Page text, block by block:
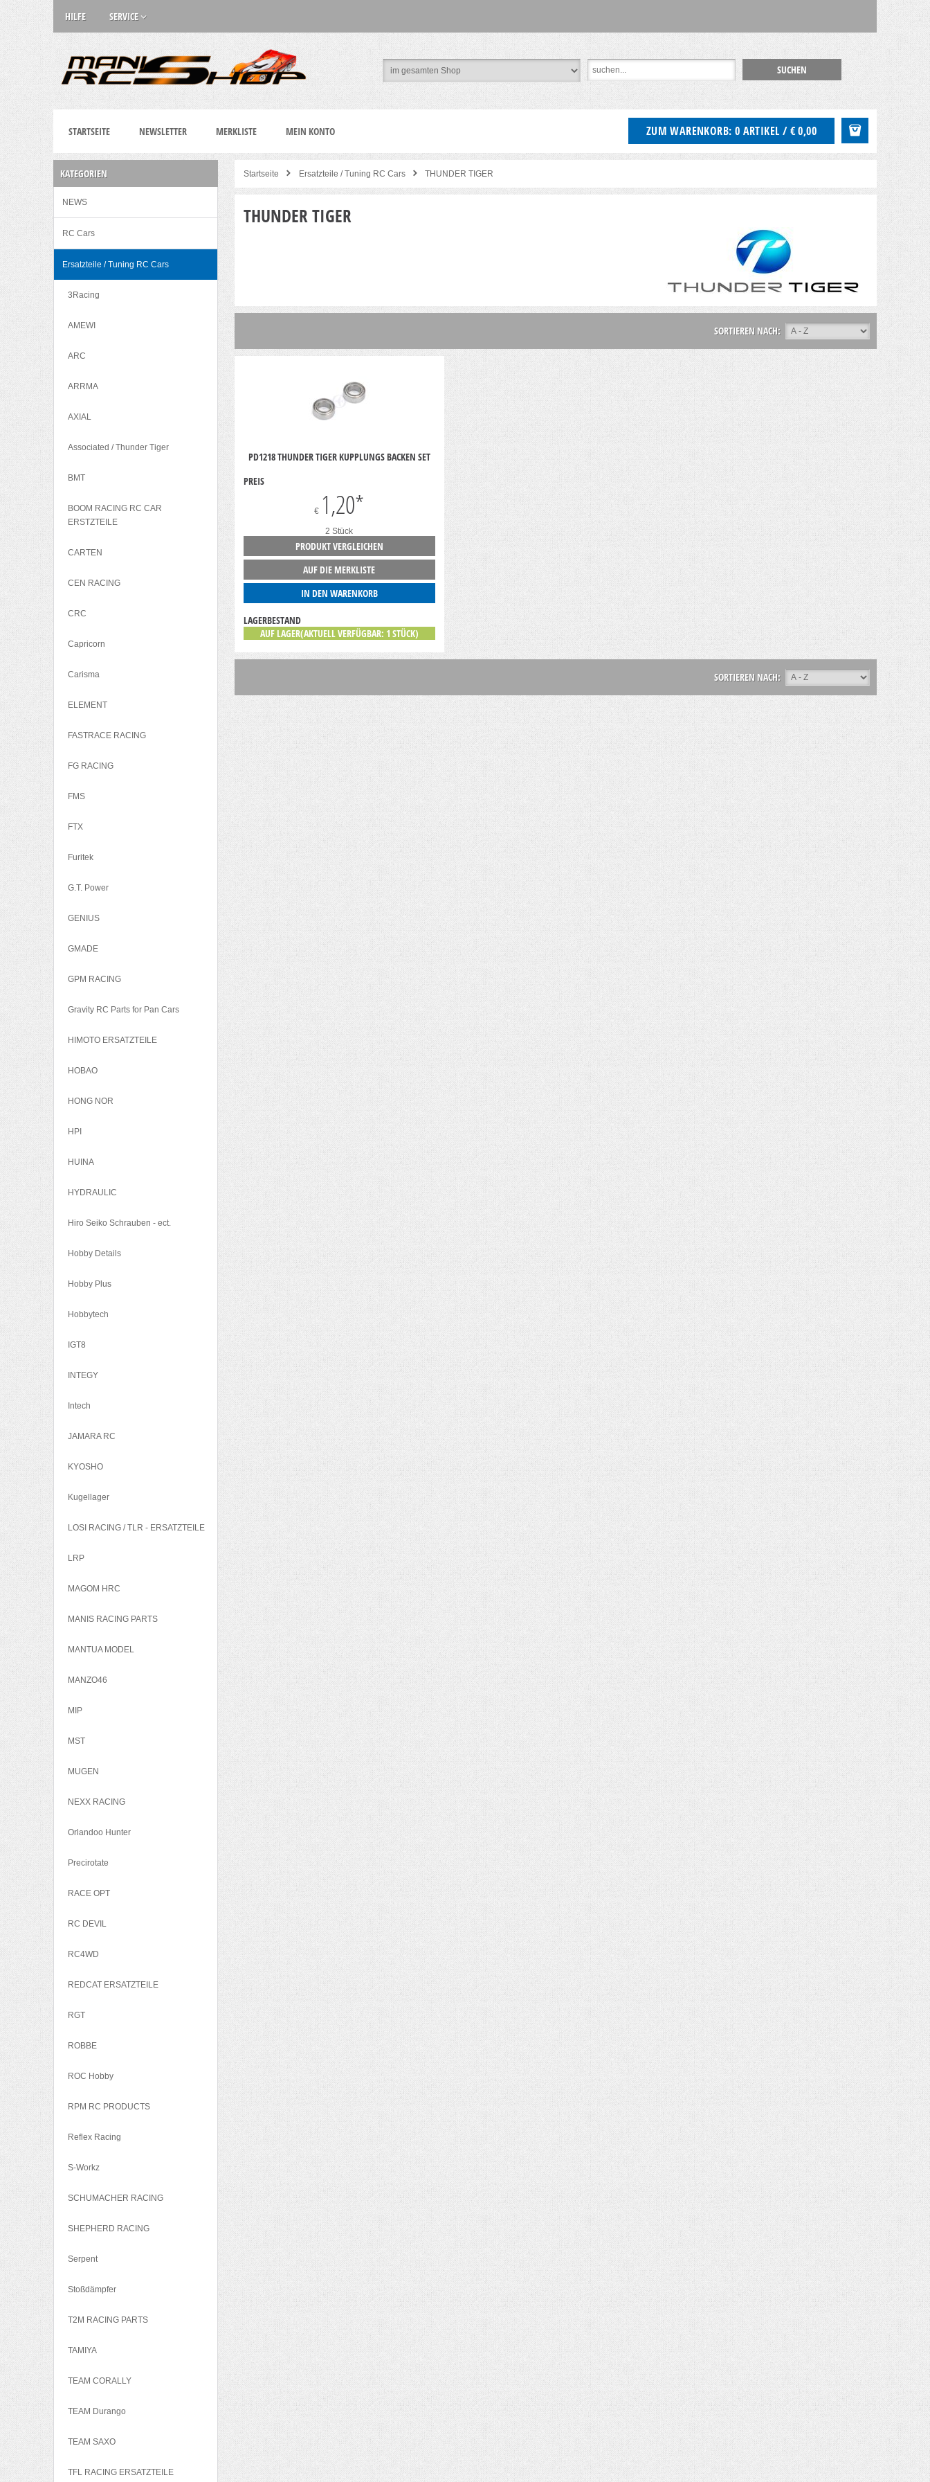
HILFE SERVICE
STARTSEITE NEWSLETTER MERKLISTE MEIN KONTO ZUM WARENKORB: 0 ARTIKEL / € 0,00
Startseite Ersatzteile / Tuning RC Cars THUNDER TIGER
THUNDER TIGER
SORTIEREN NACH:
PD1218 THUNDER TIGER KUPPLUNGS BACKEN SET
PREIS
€ 1,20*
2 Stück
PRODUKT VERGLEICHEN
AUF DIE MERKLISTE
IN DEN WARENKORB
LAGERBESTAND
AUF LAGER(AKTUELL VERFÜGBAR: 1 STÜCK)
SORTIEREN NACH:
KATEGORIEN
NEWS
RC Cars
Ersatzteile / Tuning RC Cars
3Racing
AMEWI
ARC
ARRMA
AXIAL
Associated / Thunder Tiger
BMT
BOOM RACING RC CAR
ERSTZTEILE
CARTEN
CEN RACING
CRC
Capricorn
Carisma
ELEMENT
FASTRACE RACING
FG RACING
FMS
FTX
Furitek
G.T. Power
GENIUS
GMADE
GPM RACING
Gravity RC Parts for Pan Cars
HIMOTO ERSATZTEILE
HOBAO
HONG NOR
HPI
HUINA
HYDRAULIC
Hiro Seiko Schrauben - ect.
Hobby Details
Hobby Plus
Hobbytech
IGT8
INTEGY
Intech
JAMARA RC
KYOSHO
Kugellager
LOSI RACING / TLR - ERSATZTEILE
LRP
MAGOM HRC
MANIS RACING PARTS
MANTUA MODEL
MANZO46
MIP
MST
MUGEN
NEXX RACING
Orlandoo Hunter
Precirotate
RACE OPT
RC DEVIL
RC4WD
REDCAT ERSATZTEILE
RGT
ROBBE
ROC Hobby
RPM RC PRODUCTS
Reflex Racing
S-Workz
SCHUMACHER RACING
SHEPHERD RACING
Serpent
Stoßdämpfer
T2M RACING PARTS
TAMIYA
TEAM CORALLY
TEAM Durango
TEAM SAXO
TFL RACING ERSATZTEILE